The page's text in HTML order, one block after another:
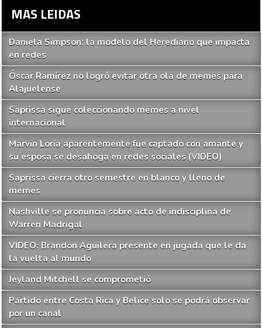
MAS LEIDAS
Daniela Simpson: la modelo del Herediano que impacta
en redes
Óscar Ramírez no logró evitar otra ola de memes para
Alajuelense
Saprissa sigue coleccionando memes a nivel
internacional
Marvin Loría aparentemente fue captado con amante y
su esposa se desahoga en redes sociales (VIDEO)
Saprissa cierra otro semestre en blanco y lleno de
memes
Nashville se pronuncia sobre acto de indisciplina de
Warren Madrigal
VIDEO: Brandon Aguilera presente en jugada que le da
la vuelta al mundo
Jeyland Mitchell se comprometió
Partido entre Costa Rica y Belice solo se podrá observar
por un canal